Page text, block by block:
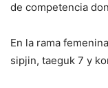
de competencia
En la rama
sipjin, taeguk 7 y